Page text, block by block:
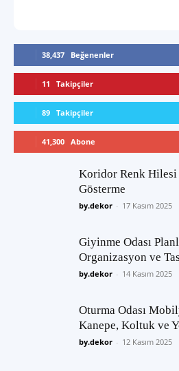
38,437 Beğenenler
11 Takipçiler
89 Takipçiler
41,300 Abone
Koridor Renk Hilesi
Gösterme
by.dekor - 17 Kasım 2025
Giyinme Odası
Organizasyon ve
by.dekor - 14 Kasım 2025
Oturma Odası
Kanepe, Koltuk ve
by.dekor - 12 Kasım 2025